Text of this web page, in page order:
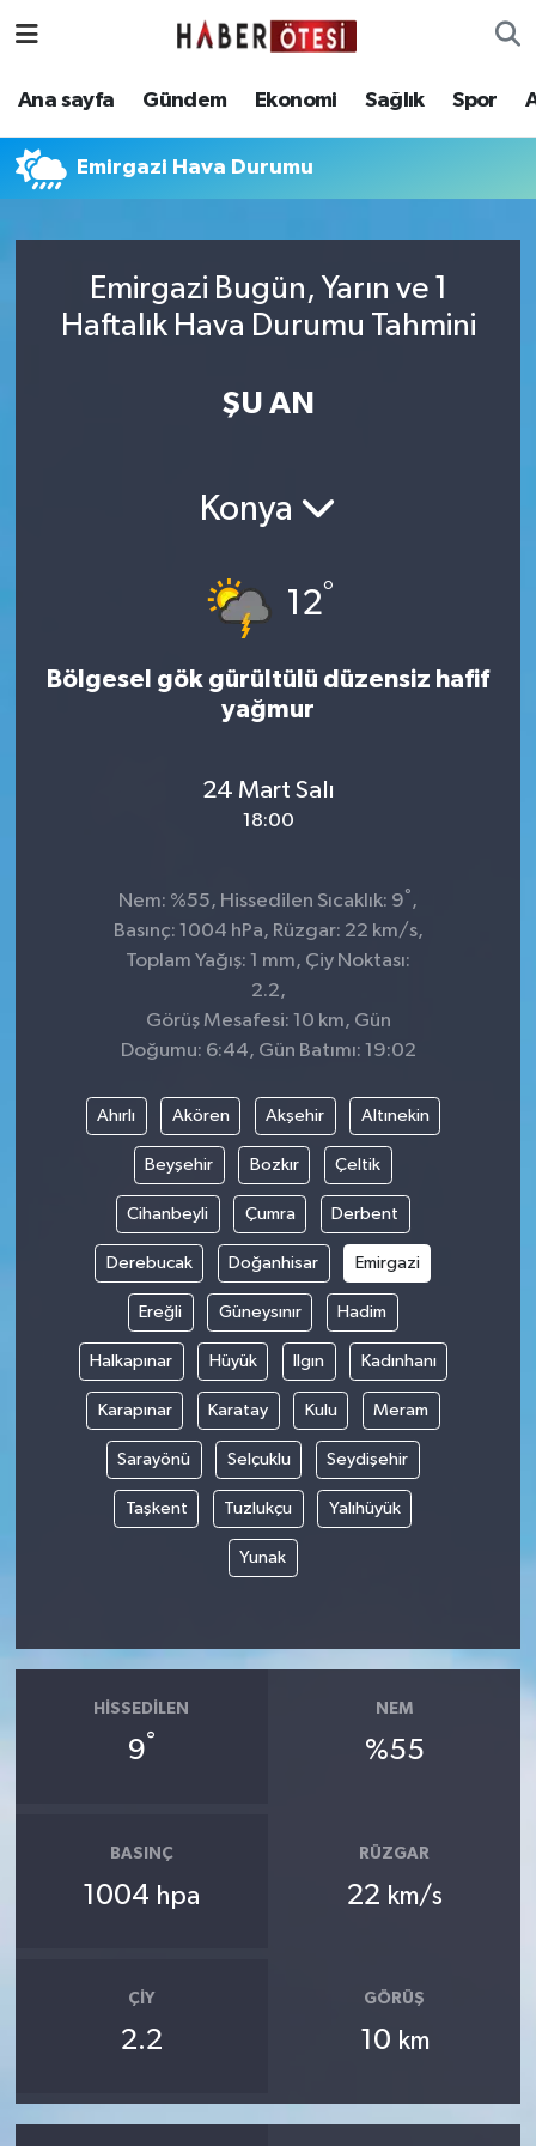
Ana sayfa Gündem Ekonomi Sağlık Spor
Emirgazi Hava Durumu
Emirgazi Bugün, Yarın ve 1
Haftalık Hava Durumu Tahmini
ŞU AN
Konya
12°
Bölgesel gök gürültülü düzensiz hafif
yağmur
24 Mart Salı
18:00
Nem: %55, Hissedilen Sıcaklık: 9° ,
Basınç: 1004 hPa, Rüzgar: 22 km/s,
Toplam Yağış: 1 mm, Çiy Noktası:
2.2,
Görüş Mesafesi: 10 km, Gün
Doğumu: 6:44, Gün Batımı: 19:02
Ahırlı Akören Akşehir Altınekin
Beyşehir Bozkır Çeltik
Cihanbeyli Çumra Derbent
Derebucak Doğanhisar Emirgazi
Ereğli Güneysınır Hadim
Halkapınar Hüyük Ilgın Kadınhanı
Karapınar Karatay Kulu Meram
Sarayönü Selçuklu Seydişehir
Taşkent Tuzlukçu Yalıhüyük
Yunak
HISSEDILEN
9°
NEM
%55
BASINÇ
1004 hpa
RÜZGAR
22 km/s
ÇIY
2.2
GÖRÜŞ
10 km
Ana sayfa
Sağlık
Spor
Eskişehir Nöbetçi Eczaneler
Eskişehir Trafik Yoğunluk Haritası
Süper Lig Puan Durumu ve Fikstür